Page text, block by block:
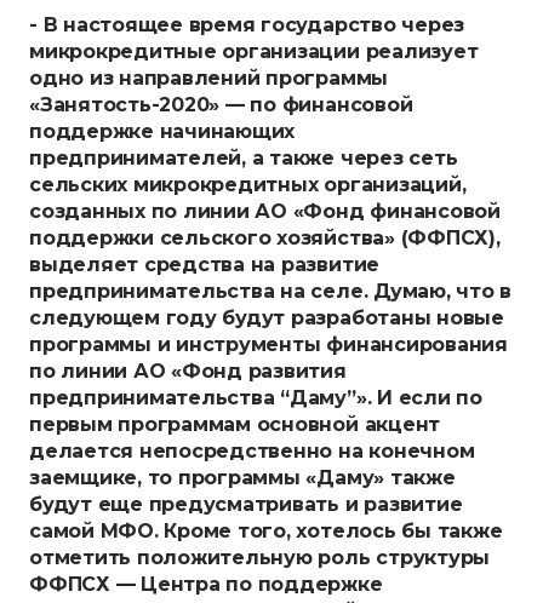
- В настоящее время государство через
микрокредитные организации реализует
одно из направлений программы
«Занятость-2020» — по финансовой
поддержке начинающих
предпринимателей, а также через сеть
сельских микрокредитных организаций,
созданных по линии АО «Фонд финансовой
поддержки сельского хозяйства» (ФФПСХ),
выделяет средства на развитие
предпринимательства на селе. Думаю, что в
следующем году будут разработаны новые
программы и инструменты финансирования
по линии АО «Фонд развития
предпринимательства “Даму”». И если по
первым программам основной акцент
делается непосредственно на конечном
заемщике, то программы «Даму» также
будут еще предусматривать и развитие
самой МФО. Кроме того, хотелось бы также
отметить положительную роль структуры
ФФПСХ — Центра по поддержке